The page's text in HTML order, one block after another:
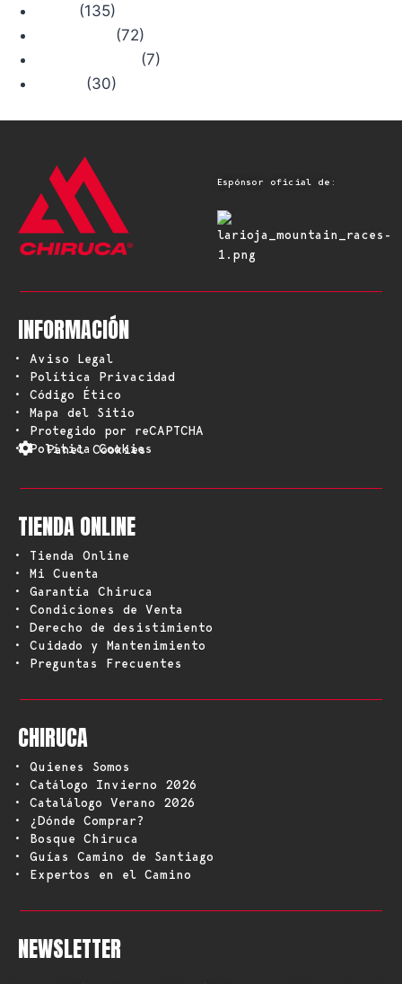
(135)
(72)
(7)
(30)
Espónsor oficial de:
INFORMACIÓN
• Aviso Legal
• Política Privacidad
• Código Ético
• Mapa del Sitio
• Protegido por reCAPTCHA
• Política Cookies
Panel Cookies
TIENDA ONLINE
• Tienda Online
• Mi Cuenta
• Garantía Chiruca
• Condiciones de Venta
• Derecho de desistimiento
• Cuidado y Mantenimiento
• Preguntas Frecuentes
CHIRUCA
• Quienes Somos
• Catálogo Invierno 2026
• Catalálogo Verano 2026
• ¿Dónde Comprar?
• Bosque Chiruca
• Guías Camino de Santiago
• Expertos en el Camino
NEWSLETTER